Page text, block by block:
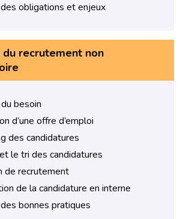
obligations et enjeux
du recrutement non
besoin
d’une offre d’emploi
des candidatures
le tri des candidatures
de recrutement
de la candidature en interne
bonnes pratiques